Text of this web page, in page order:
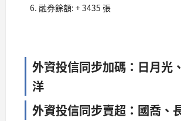
融券餘額: + 3435 張
外資投信同步加碼：日月光
洋
外資投信同步賣超：國喬、